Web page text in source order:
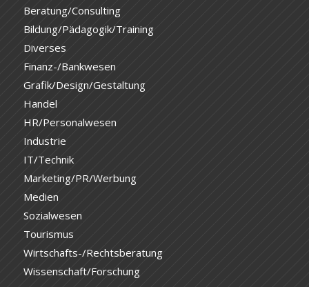
Beratung/Consulting
Bildung/Pädagogik/Training
Diverses
Finanz-/Bankwesen
Grafik/Design/Gestaltung
Handel
HR/Personalwesen
Industrie
IT/Technik
Marketing/PR/Werbung
Medien
Sozialwesen
Tourismus
Wirtschafts-/Rechtsberatung
Wissenschaft/Forschung